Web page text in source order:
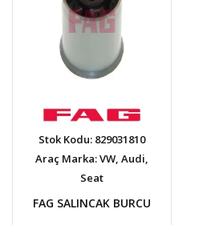
Stok Kodu: 829031810
Araç Marka: VW, Audi,
Seat
FAG SALINCAK BURCU